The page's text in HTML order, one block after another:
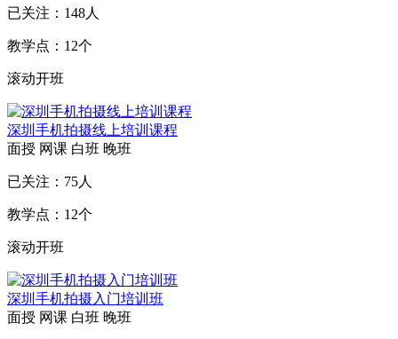
已关注： 148人
教学点： 12个
滚动开班
深圳手机拍摄线上培训课程
面授 网课 白班 晚班
已关注： 75人
教学点： 12个
滚动开班
深圳手机拍摄入门培训班
面授 网课 白班 晚班